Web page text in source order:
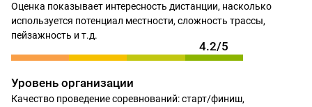
Оценка показывает интересность дистанции, насколько
используется потенциал местности, сложность трассы,
пейзажность и т.д.
4.2/5
Уровень организации
Качество проведение соревнований: старт/финиш,